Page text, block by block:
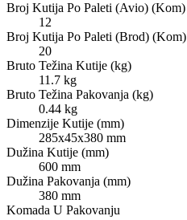
Broj Kutija Po Paleti (Avio) (Kom)
12
Broj Kutija Po Paleti (Brod) (Kom)
20
Bruto Težina Kutije (kg)
11.7 kg
Bruto Težina Pakovanja (kg)
0.44 kg
Dimenzije Kutije (mm)
285x45x380 mm
Dužina Kutije (mm)
600 mm
Dužina Pakovanja (mm)
380 mm
Komada U Pakovanju